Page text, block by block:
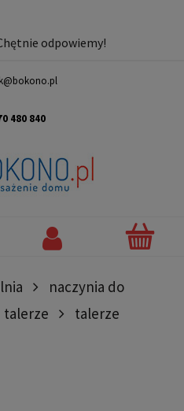
odpowiemy!
480 840
naczynia do
talerze
talerze